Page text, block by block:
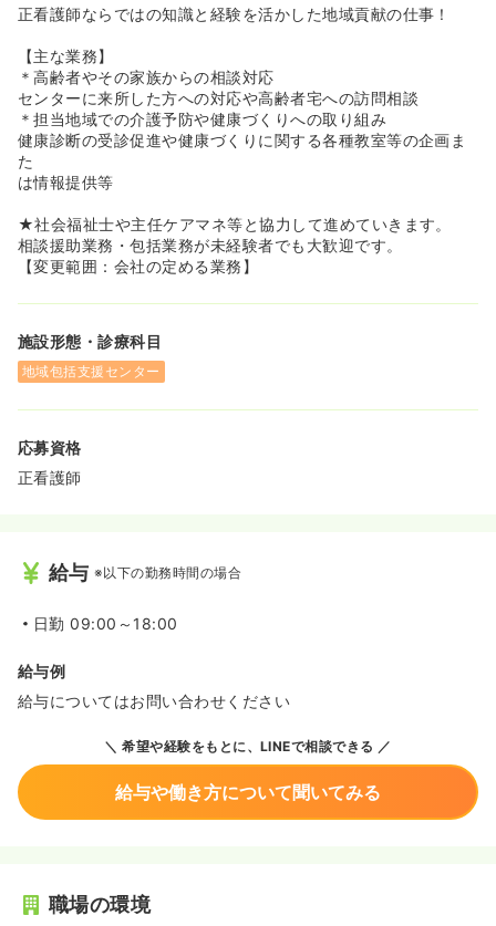
◆車通勤が可能で、無料駐車場が完備されています。日々
≪単身者の方に嬉しい住居サポートがあります！≫
◆単身用の入居可能住宅が用意されており、遠方からの転
職や一人暮らしを始める方を応援しています！
正看護師ならではの知識と経験を活かした地域貢献の仕事！
【主な業務】
＊高齢者やその家族からの相談対応
センターに来所した方への対応や高齢者宅への訪問相談
＊担当地域での介護予防や健康づくりへの取り組み
健康診断の受診促進や健康づくりに関する各種教室等の企画ま
た
は情報提供等
★社会福祉士や主任ケアマネ等と協力して進めていきます。
相談援助業務・包括業務が未経験者でも大歓迎です。
【変更範囲：会社の定める業務】
施設形態・診療科目
地域包括支援センター
応募資格
正看護師
給与 ※以下の勤務時間の場合
日勤 09:00～18:00
給与例
給与についてはお問い合わせください
希望や経験をもとに、LINEで相談できる
給与や働き方について聞いてみる
職場の環境